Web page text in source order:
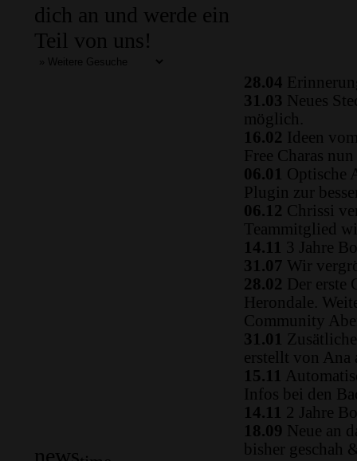
dich an und werde ein
Teil von uns!
news
28.04
31.03 Neues
möglich.
16.02 Ideen
Free Charas
06.01 Optische
Plugin zur
06.12 Chrissi
Teammitglied
14.11 3 Jahre
31.07 Wir
28.02 Der erste
Herondale.
Community
31.01
erstellt von Ana
15.11
Infos bei den
14.11
2 Jahre
18.09 Neue an
bisher geschah